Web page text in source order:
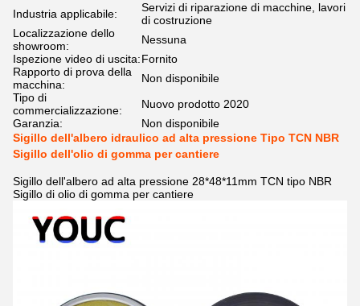
Industria applicabile:
Servizi di riparazione di macchine, lavori
di costruzione
Localizzazione dello
showroom:
Nessuna
Ispezione video di uscita:Fornito
Rapporto di prova della
macchina:
Non disponibile
Tipo di
commercializzazione:
Nuovo prodotto 2020
Garanzia:
Non disponibile
Sigillo dell'albero idraulico ad alta pressione Tipo TCN NBR
Sigillo dell'olio di gomma per cantiere
Sigillo dell'albero ad alta pressione 28*48*11mm TCN tipo NBR
Sigillo di olio di gomma per cantiere